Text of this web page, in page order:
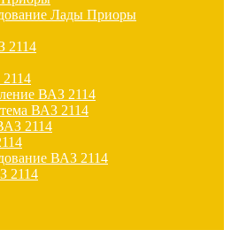
Лады Приоры
2114
ВАЗ 2114
ВАЗ 2114
2114
ВАЗ 2114
2114